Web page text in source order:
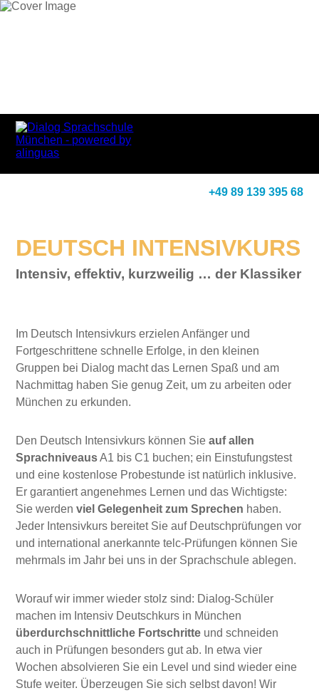
+49 89 139 395 68
DEUTSCH INTENSIVKURS
Intensiv, effektiv, kurzweilig … der Klassiker
Im Deutsch Intensivkurs erzielen Anfänger und
Fortgeschrittene schnelle Erfolge, in den kleinen
Gruppen bei Dialog macht das Lernen Spaß und am
Nachmittag haben Sie genug Zeit, um zu arbeiten oder
München zu erkunden.
Den Deutsch Intensivkurs können Sieauf allen
SprachniveausA1 bis C1 buchen; ein Einstufungstest
und eine kostenlose Probestunde ist natürlich inklusive.
Er garantiert angenehmes Lernen und das Wichtigste:
Sie werdenviel Gelegenheit zum Sprechen haben.
Jeder Intensivkurs bereitet Sie auf Deutschprüfungen vor
und international anerkannte telc-Prüfungen können Sie
mehrmals im Jahr bei uns in der Sprachschule ablegen.
Worauf wir immer wieder stolz sind: Dialog-Schüler
machen im Intensiv Deutschkurs in München
überdurchschnittliche Fortschritte und schneiden
auch in Prüfungen besonders gut ab. In etwa vier
Wochen absolvieren Sie ein Level und sind wieder eine
Stufe weiter. Überzeugen Sie sich selbst davon! Wir